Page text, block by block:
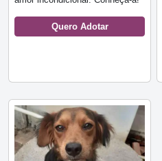
Quero Adotar